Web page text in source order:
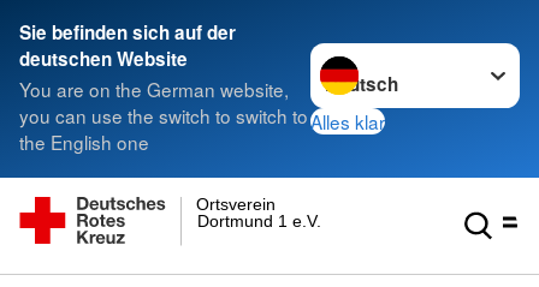
Sie befinden sich auf der
deutschen Website
You are on the German website,
you can use the switch to switch to
the English one
Sprache wechseln zu
Alles klar
Dortmund 1 e.V.
Ortsverein